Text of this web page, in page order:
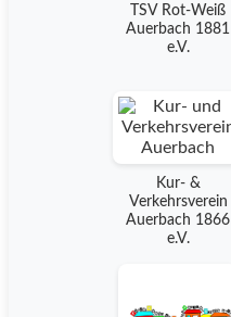
TSV Rot-Weiß
Auerbach 1881
e.V.
Kur- &
Verkehrsverein
Auerbach 1866
e.V.